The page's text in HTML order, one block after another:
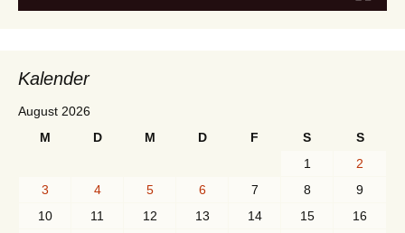
Kalender
August 2026
M
D M D F S
S
1
2
3
4 5 6 7 8
9
10
11 12 13 14 15
16